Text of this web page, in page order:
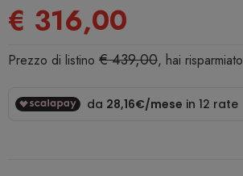
€ 316,00
Prezzo di listino € 439,00, hai risparmiato